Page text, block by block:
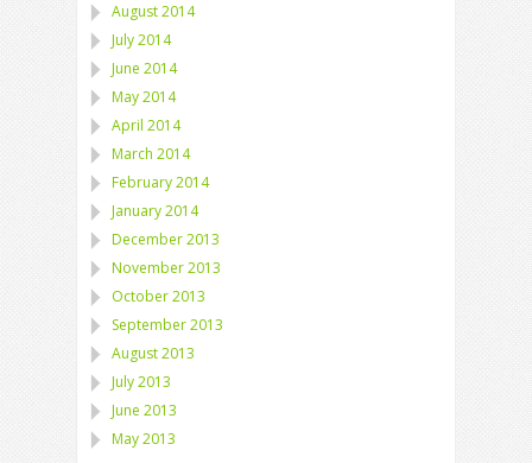
August 2014
July 2014
June 2014
May 2014
April 2014
March 2014
February 2014
January 2014
December 2013
November 2013
October 2013
September 2013
August 2013
July 2013
June 2013
May 2013